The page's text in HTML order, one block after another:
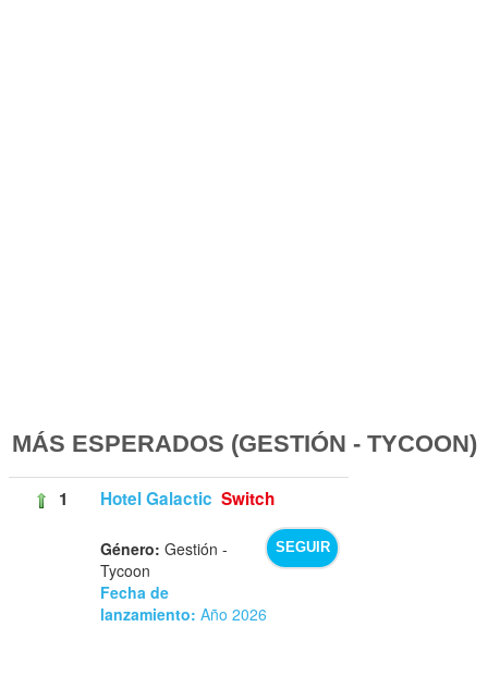
MÁS ESPERADOS (GESTIÓN - TYCOON)
1 Hotel Galactic Switch
SEGUIR
Género: Gestión -
Tycoon
Fecha de
lanzamiento: Año 2026